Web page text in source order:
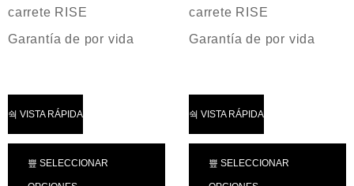
carrete RISE
Garantía de por vida
carrete RISE
Garantía de por vida
VISTA RÁPIDA
SELECCIONAR
VISTA RÁPIDA
SELECCIONAR